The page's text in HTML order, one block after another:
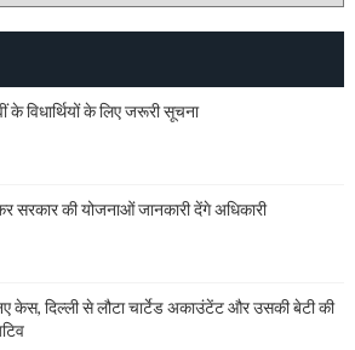
के विधार्थियों के लिए जरूरी सूचना
सरकार की योजनाओं जानकारी देंगे अधिकारी
केस, दिल्ली से लौटा चार्टेड अकाउंटेंट और उसकी बेटी की